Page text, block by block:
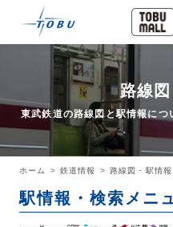
路線
東武鉄道の路線図と駅情報に
ホーム 鉄道情報 路線図・駅情報
駅情報・検索メニ